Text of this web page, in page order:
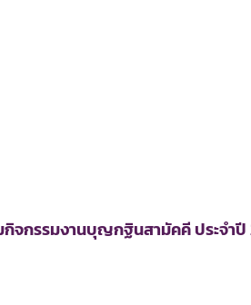
จกรรมงานบุญกฐินสามัคคี ประจำปี